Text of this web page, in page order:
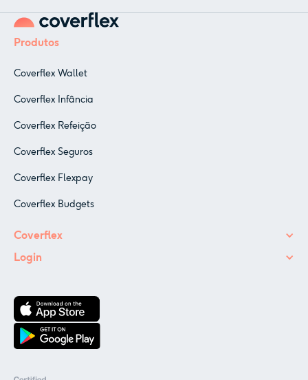
Produtos
Coverflex Wallet
Coverflex Infância
Coverflex Refeição
Coverflex Seguros
Coverflex Flexpay
Coverflex Budgets
Coverflex
Login